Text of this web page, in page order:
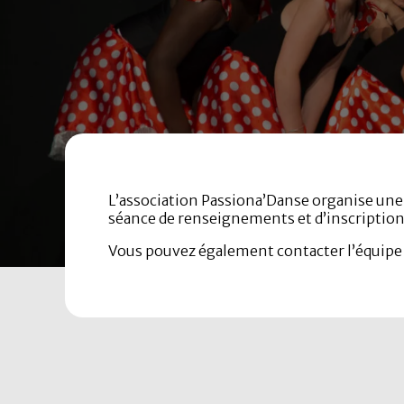
L’association Passiona’Danse organise
séance de renseignements et
Vous pouvez également contacter l’équipe